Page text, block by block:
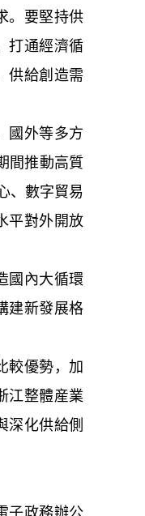
。要堅持供
打通經濟循
供給創造需
國外等多方
間推動高質
、數字貿易
平對外開放
國內大循環
建新發展格
較優勢，加
江整體産業
深化供給側
子政務辦公